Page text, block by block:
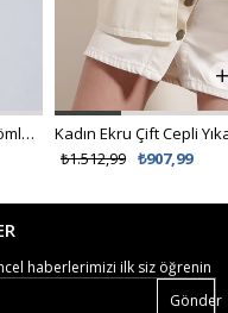
Kadın Beyaz Güpür Dokuma Premıum Gömlek ALC-X4366
₺907,99
₺1.512,99
haberlerimizi ilk siz öğrenin
Gönder